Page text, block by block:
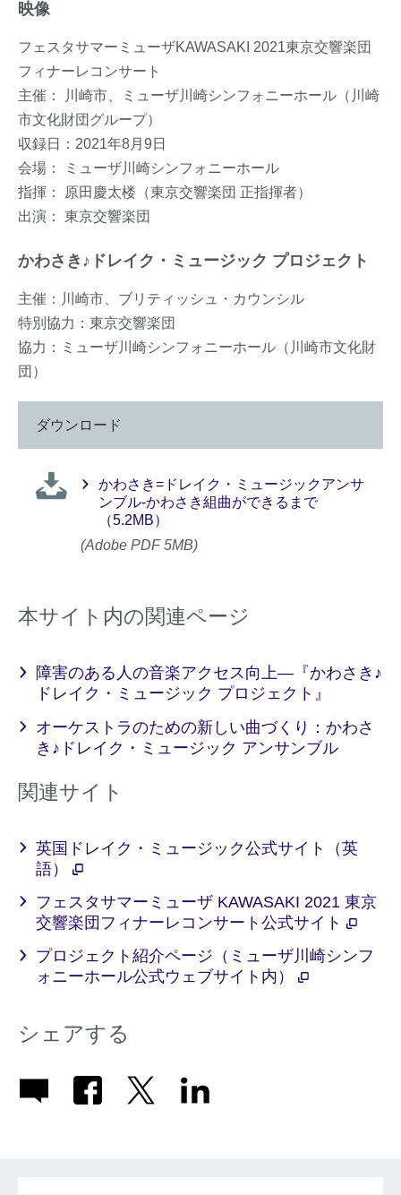
映像
フェスタサマーミューザKAWASAKI 2021東京交響楽団
フィナーレコンサート
主催： 川崎市、ミューザ川崎シンフォニーホール（川崎
市文化財団グループ）
収録日：2021年8月9日
会場： ミューザ川崎シンフォニーホール
指揮： 原田慶太楼（東京交響楽団 正指揮者）
出演： 東京交響楽団
かわさき♪ドレイク・ミュージック プロジェクト
主催：川崎市、ブリティッシュ・カウンシル
特別協力：東京交響楽団
協力：ミューザ川崎シンフォニーホール（川崎市文化財
団）
ダウンロード
かわさき=ドレイク・ミュージックアンサ
ンブル-かわさき組曲ができるまで
（5.2MB）
(Adobe PDF 5MB)
本サイト内の関連ページ
障害のある人の音楽アクセス向上―『かわさき♪
ドレイク・ミュージック プロジェクト』
オーケストラのための新しい曲づくり：かわさ
き♪ドレイク・ミュージック アンサンブル
関連サイト
英国ドレイク・ミュージック公式サイト（英
語）
フェスタサマーミューザ KAWASAKI 2021 東京
交響楽団フィナーレコンサート公式サイト
プロジェクト紹介ページ（ミューザ川崎シンフ
ォニーホール公式ウェブサイト内）
シェアする